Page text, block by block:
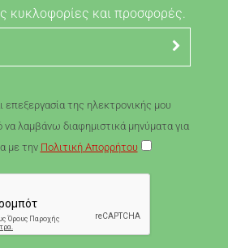
κυκλοφορίες και προσφορές.
επεξεργασία της ηλεκτρονικής μου
λαμβάνω διαφημιστικά μηνύματα για
με την Πολιτική Απορρήτου